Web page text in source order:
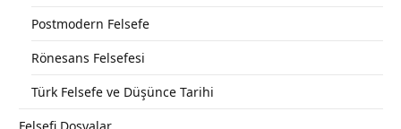
Postmodern Felsefe
Rönesans Felsefesi
Türk Felsefe ve Düşünce Tarihi